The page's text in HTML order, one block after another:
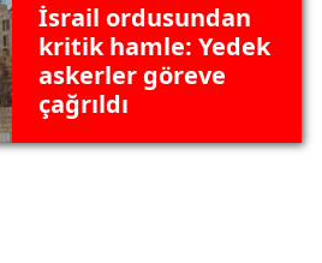
İsrail ordusundan
kritik hamle: Yedek
askerler göreve
çağrıldı